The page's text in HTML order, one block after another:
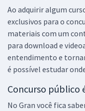
Ao adquirir algum
exclusivos para o
materiais com um
para download e
entendimento e
é possível estudar
Concurso público
No Gran você fica